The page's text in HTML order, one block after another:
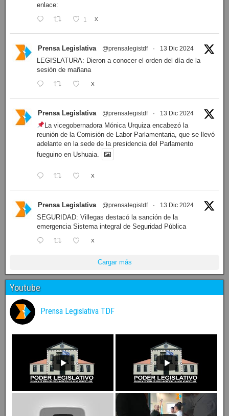
enlace:
1 X
Prensa Legislativa @prensalegistdf · 13 Dic 2024
LEGISLATURA: Dieron a conocer el orden del día de la
sesión de mañana
X
Prensa Legislativa @prensalegistdf · 13 Dic 2024
La vicegobernadora Mónica Urquiza encabezó la
reunión de la Comisión de Labor Parlamentaria, que se llevó
adelante en la sede de la presidencia del Parlamento
fueguino en Ushuaia.
X
Prensa Legislativa @prensalegistdf · 13 Dic 2024
SEGURIDAD: Villegas destacó la sanción de la
emergencia Sistema integral de Seguridad Pública
X
Cargar más
Youtube
Prensa Legislativa TDF